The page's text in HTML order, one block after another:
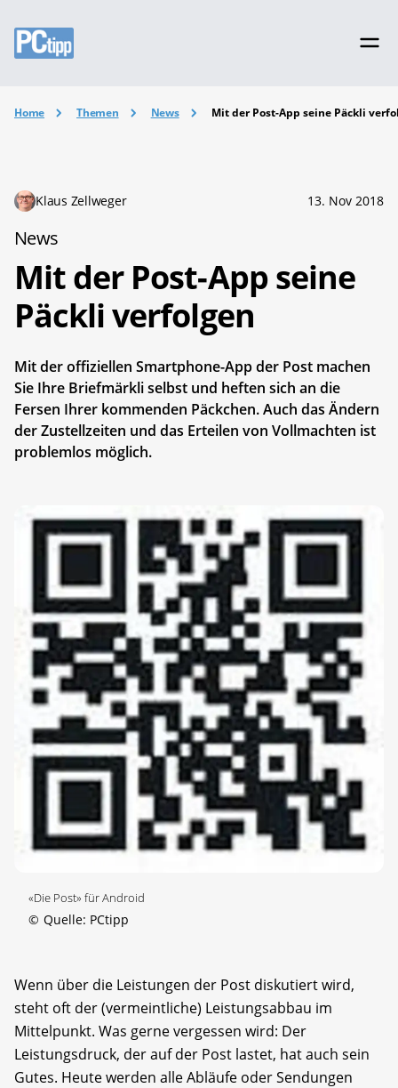
Home Themen News Mit der Post-App seine Päckli
Klaus Zellweger 13. Nov 2018
News
Mit der Post-App seine
Päckli verfolgen
Mit der offiziellen Smartphone-App der Post machen
Sie Ihre Briefmärkli selbst und heften sich an die
Fersen Ihrer kommenden Päckchen. Auch das Ändern
der Zustellzeiten und das Erteilen von Vollmachten ist
problemlos möglich.
«Die Post» für Android
© Quelle: PCtipp
Wenn über die Leistungen der Post diskutiert wird,
steht oft der (vermeintliche) Leistungsabbau im
Mittelpunkt. Was gerne vergessen wird: Der
Leistungsdruck, der auf der Post lastet, hat auch sein
Gutes. Heute werden alle Abläufe oder Sendungen